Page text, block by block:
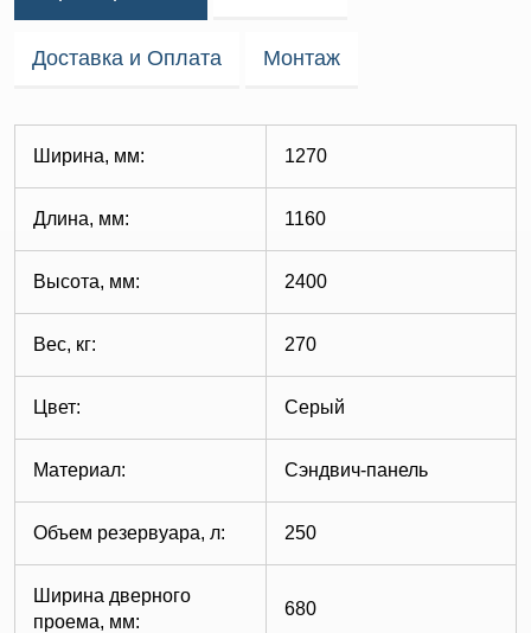
Доставка и Оплата Монтаж
Ширина, мм: 1270
Длина, мм: 1160
Высота, мм: 2400
Вес, кг: 270
Цвет: Серый
Материал: Сэндвич-панель
Объем резервуара, л: 250
Ширина дверного
проема, мм:
680